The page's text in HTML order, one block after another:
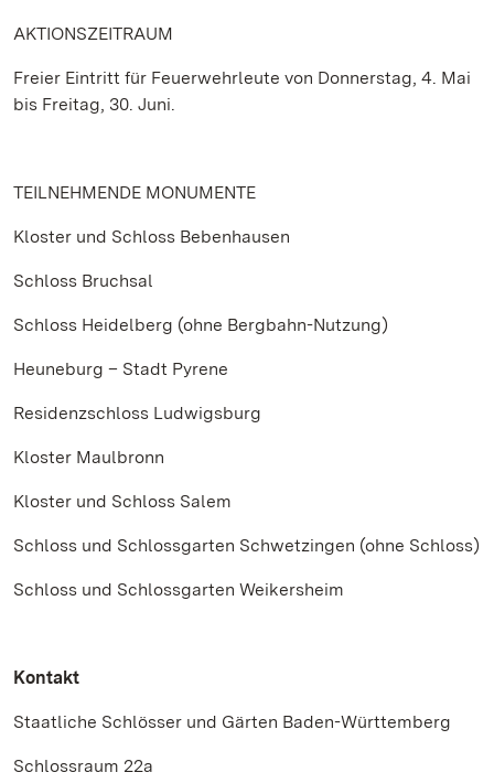
AKTIONSZEITRAUM
Freier Eintritt für Feuerwehrleute von Donnerstag, 4. Mai
bis Freitag, 30. Juni.
TEILNEHMENDE MONUMENTE
Kloster und Schloss Bebenhausen
Schloss Bruchsal
Schloss Heidelberg (ohne Bergbahn-Nutzung)
Heuneburg – Stadt Pyrene
Residenzschloss Ludwigsburg
Kloster Maulbronn
Kloster und Schloss Salem
Schloss und Schlossgarten Schwetzingen (ohne Schloss)
Schloss und Schlossgarten Weikersheim
Kontakt
Staatliche Schlösser und Gärten Baden-Württemberg
Schlossraum 22a